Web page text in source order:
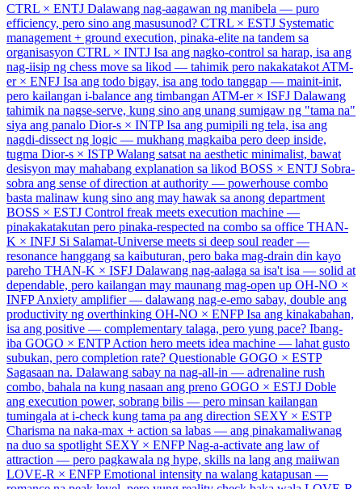
CTRL × ENTJ Dalawang nag-aagawan ng manibela — puro
efficiency, pero sino ang masusunod? CTRL × ESTJ Systematic
management + ground execution, pinaka-elite na tandem sa
organisasyon CTRL × INTJ Isa ang nagko-control sa harap, isa ang
nag-iisip ng chess move sa likod — tahimik pero nakakatakot ATM-
er × ENFJ Isa ang todo bigay, isa ang todo tanggap — mainit-init,
pero kailangan i-balance ang timbangan ATM-er × ISFJ Dalawang
tahimik na nagse-serve, kung sino ang unang sumigaw ng "tama na"
siya ang panalo Dior-s × INTP Isa ang pumipili ng tela, isa ang
nagdi-dissect ng logic — mukhang magkaiba pero deep inside,
tugma Dior-s × ISTP Walang satsat na aesthetic minimalist, bawat
desisyon may mahabang explanation sa likod BOSS × ENTJ Sobra-
sobra ang sense of direction at authority — powerhouse combo
basta malinaw kung sino ang may hawak sa anong department
BOSS × ESTJ Control freak meets execution machine —
pinakakatakutan pero pinaka-respected na combo sa office THAN-
K × INFJ Si Salamat-Universe meets si deep soul reader —
resonance hanggang sa kaibuturan, pero baka mag-drain din kayo
pareho THAN-K × ISFJ Dalawang nag-aalaga sa isa't isa — solid at
dependable, pero kailangan may maunang mag-open up OH-NO ×
INFP Anxiety amplifier — dalawang nag-e-emo sabay, double ang
productivity ng overthinking OH-NO × ENFP Isa ang kinakabahan,
isa ang positive — complementary talaga, pero yung pace? Ibang-
iba GOGO × ENTP Action hero meets idea machine — lahat gusto
subukan, pero completion rate? Questionable GOGO × ESTP
Sagasaan na. Dalawang sabay na nag-all-in — adrenaline rush
combo, bahala na kung nasaan ang preno GOGO × ESTJ Doble
ang execution power, sobrang bilis — pero minsan kailangan
tumingala at i-check kung tama pa ang direction SEXY × ESTP
Charisma na naka-max + action sa labas — ang pinakamaliwanag
na duo sa spotlight SEXY × ENFP Nag-a-activate ang law of
attraction — pero pagkawala ng hype, skills na lang ang maiiwan
LOVE-R × ENFP Emotional intensity na walang katapusan —